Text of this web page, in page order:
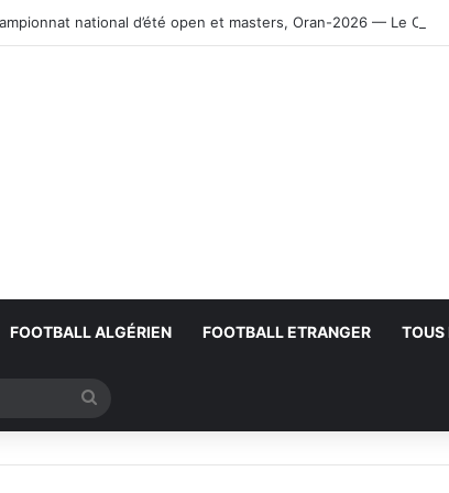
national d’été open et masters, Oran-2026 — Le CRB
FOOTBALL ALGÉRIEN FOOTBALL ETRANGER TOUS